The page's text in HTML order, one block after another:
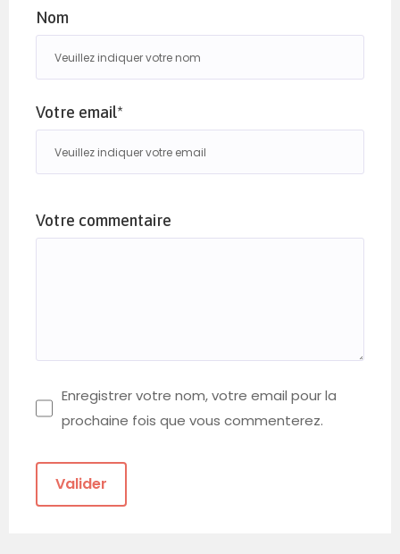
Nom
Votre email*
Votre commentaire
Enregistrer votre nom, votre email pour la
prochaine fois que vous commenterez.